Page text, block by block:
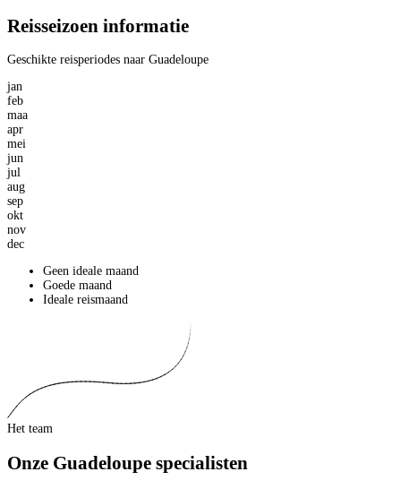
Reisseizoen informatie
Geschikte reisperiodes naar Guadeloupe
jan
feb
maa
apr
mei
jun
jul
aug
sep
okt
nov
dec
Geen ideale maand
Goede maand
Ideale reismaand
Het team
Onze Guadeloupe specialisten